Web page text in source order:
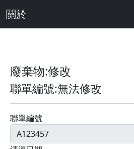
關於
廢棄物:修改
聯單編號:無法修改
聯單編號